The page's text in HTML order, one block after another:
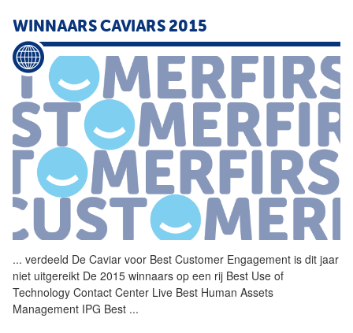
WINNAARS CAVIARS 2015
... verdeeld De Caviar voor Best Customer Engagement is dit jaar
niet uitgereikt De 2015 winnaars op een rij Best Use of
Technology Contact Center Live Best Human Assets
Management IPG Best ...